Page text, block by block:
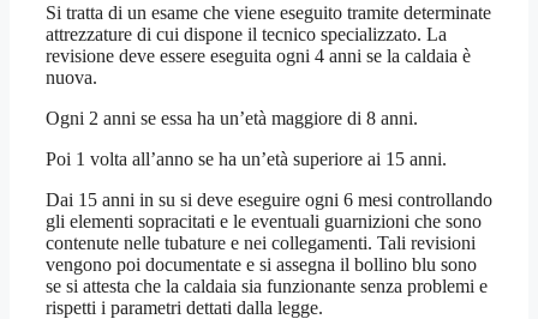
Si tratta di un esame che viene eseguito tramite determinate
attrezzature di cui dispone il tecnico specializzato. La
revisione deve essere eseguita ogni 4 anni se la caldaia è
nuova.
Ogni 2 anni se essa ha un’età maggiore di 8 anni.
Poi 1 volta all’anno se ha un’età superiore ai 15 anni.
Dai 15 anni in su si deve eseguire ogni 6 mesi controllando
gli elementi sopracitati e le eventuali guarnizioni che sono
contenute nelle tubature e nei collegamenti. Tali revisioni
vengono poi documentate e si assegna il bollino blu sono
se si attesta che la caldaia sia funzionante senza problemi e
rispetti i parametri dettati dalla legge.